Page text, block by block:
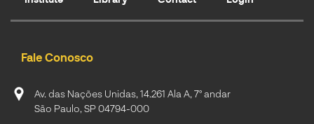
Fale Conosco
Av. das Nações Unidas, 14.261 Ala A, 7º andar
São Paulo, SP 04794-000